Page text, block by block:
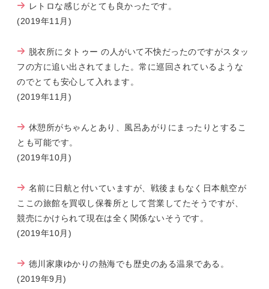
レトロな感じがとても良かったです。
(2019年11月)
脱衣所にタトゥー の人がいて不快だったのですがスタッ
フの方に追い出されてました。常に巡回されているような
のでとても安心して入れます。
(2019年11月)
休憩所がちゃんとあり、風呂あがりにまったりとするこ
とも可能です。
(2019年10月)
名前に日航と付いていますが、戦後まもなく日本航空が
ここの旅館を買収し保養所として営業してたそうですが、
競売にかけられて現在は全く関係ないそうです。
(2019年10月)
徳川家康ゆかりの熱海でも歴史のある温泉である。
(2019年9月)